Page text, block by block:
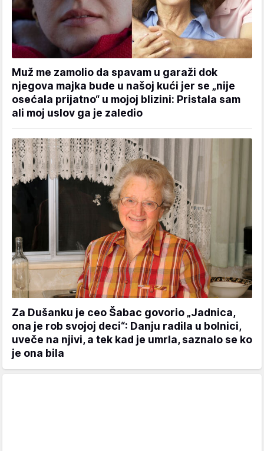
Muž me zamolio da spavam u garaži dok
njegova majka bude u našoj kući jer se „nije
osećala prijatno“ u mojoj blizini: Pristala sam
ali moj uslov ga je zaledio
Za Dušanku je ceo Šabac govorio „Jadnica,
ona je rob svojoj deci“: Danju radila u bolnici,
uveče na njivi, a tek kad je umrla, saznalo se ko
je ona bila